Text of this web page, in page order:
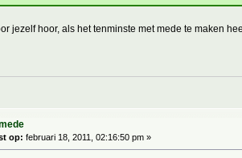
jezelf hoor, als het tenminste met mede te maken
op: februari 18, 2011, 02:16:50 pm »